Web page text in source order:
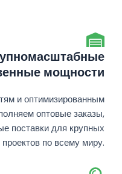
мощности
и оптимизированным
оптовые заказы,
поставки для крупных
по всему миру.